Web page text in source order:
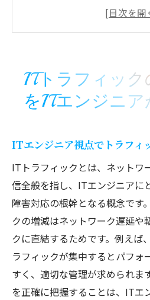
トラフィックが発生
構造
ITエンジニアが知るべ
ネットワークトラフ
理解する
ITトラフィックの本
介
トラフィックが多いときの
ITエンジニアが直面
の課題
トラフィックが多い
分析
ITトラフィック
をITエンジニア
ITエンジニア視点でトラフィ
ITトラフィックとは、ネットワ
信全般を指し、ITエンジニアに
障害対応の根幹となる概念です
クの増減はネットワーク遅延や
クに直結するためです。例えば
ラフィックが集中するとパフォ
すく、適切な管理が求められま
を正確に把握することは、ITエ